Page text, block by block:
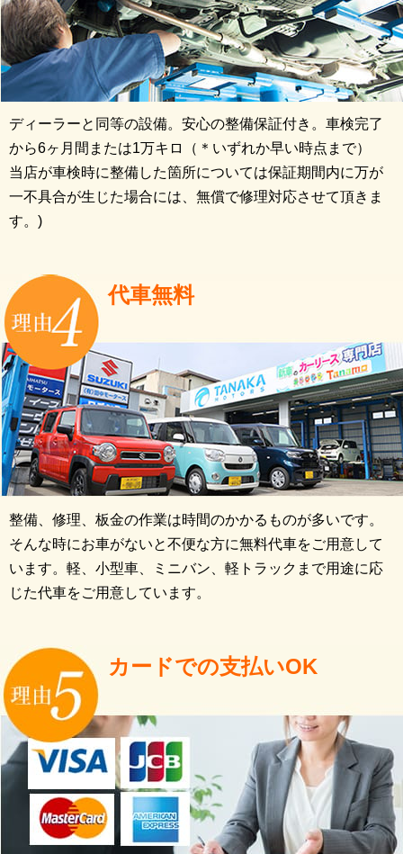
ディーラーと同等の設備。安心の整備保証付き。車検完了
から6ヶ月間または1万キロ（＊いずれか早い時点まで）
当店が車検時に整備した箇所については保証期間内に万が
一不具合が生じた場合には、無償で修理対応させて頂きま
す。)
代車無料
整備、修理、板金の作業は時間のかかるものが多いです。
そんな時にお車がないと不便な方に無料代車をご用意して
います。軽、小型車、ミニバン、軽トラックまで用途に応
じた代車をご用意しています。
カードでの支払いOK